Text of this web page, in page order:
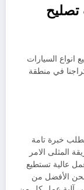
انواع السيارات
في منطقة
خبرة تامة
المثلى الامر
عالية تستطيع
نحن الأفضل من